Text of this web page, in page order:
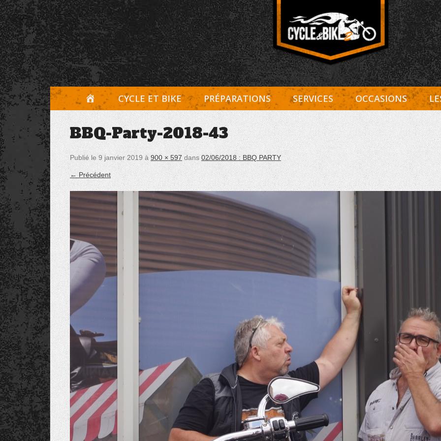
Aller
au
contenu
Cycle et Bike
Entretien Harley-Davidson, préparation et custom,
A
C
C
U
E
I
L
CYCLE ET BIKE PRÉPARATIONS SERVICES OCCASIONS
BBQ-Party-2018-43
Publié le9 janvier 2019à900 × 597dans02/06/2018 : BBQ PARTY
← Précédent
Panneau de gestion des cookies